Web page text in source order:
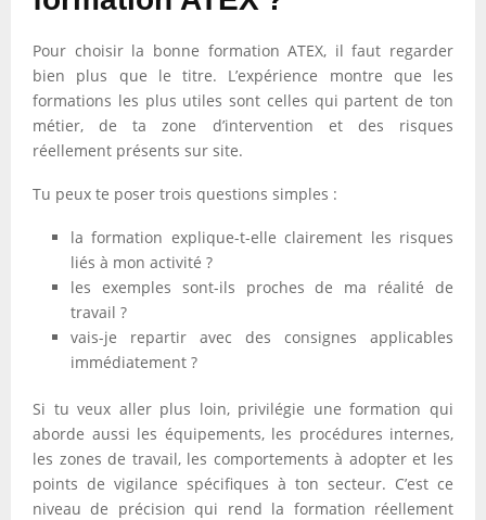
Pour choisir la bonne formation ATEX, il faut regarder
bien plus que le titre. L’expérience montre que les
formations les plus utiles sont celles qui partent de ton
métier, de ta zone d’intervention et des risques
réellement présents sur site.
Tu peux te poser trois questions simples :
la formation explique-t-elle clairement les risques
liés à mon activité ?
les exemples sont-ils proches de ma réalité de
travail ?
vais-je repartir avec des consignes applicables
immédiatement ?
Si tu veux aller plus loin, privilégie une formation qui
aborde aussi les équipements, les procédures internes,
les zones de travail, les comportements à adopter et les
points de vigilance spécifiques à ton secteur. C’est ce
niveau de précision qui rend la formation réellement